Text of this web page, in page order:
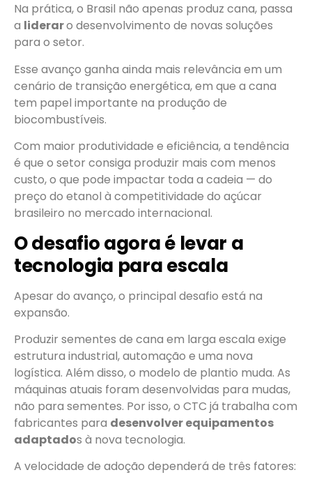
Na prática, o Brasil não apenas produz cana, passa
a lideraro desenvolvimento de novas soluções
para o setor.
Esse avanço ganha ainda mais relevância em um
cenário de transição energética, em que a cana
tem papel importante na produção de
biocombustíveis.
Com maior produtividade e eficiência, a tendência
é que o setor consiga produzir mais com menos
custo, o que pode impactar toda a cadeia — do
preço do etanol à competitividade do açúcar
brasileiro no mercado internacional.
O desafio agora é levar a
tecnologia para escala
Apesar do avanço, o principal desafio está na
expansão.
Produzir sementes de cana em larga escala exige
estrutura industrial, automação e uma nova
logística. Além disso, o modelo de plantio muda. As
máquinas atuais foram desenvolvidas para mudas,
não para sementes. Por isso, o CTC já trabalha com
fabricantes para desenvolver equipamentos
adaptados à nova tecnologia.
A velocidade de adoção dependerá de três fatores: